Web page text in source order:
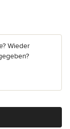
Wieder